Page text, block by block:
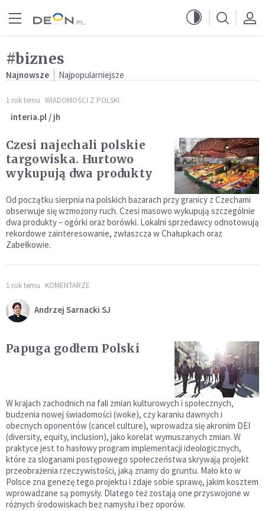
#biznes
Najnowsze Najpopularniejsze
1 rok temu WIADOMOŚCI Z POLSKI
interia.pl / jh
Czesi najechali polskie
targowiska. Hurtowo
wykupują dwa produkty
Od początku sierpnia na polskich bazarach przy granicy z Czechami
obserwuje się wzmożony ruch. Czesi masowo wykupują szczególnie
dwa produkty – ogórki oraz borówki. Lokalni sprzedawcy odnotowują
rekordowe zainteresowanie, zwłaszcza w Chałupkach oraz
Zabełkowie.
1 rok temu KOMENTARZE
Andrzej Sarnacki SJ
Papuga godłem Polski
W krajach zachodnich na fali zmian kulturowych i społecznych,
budzenia nowej świadomości (woke), czy karaniu dawnych i
obecnych oponentów (cancel culture), wprowadza się akronim DEI
(diversity, equity, inclusion), jako korelat wymuszanych zmian. W
praktyce jest to hasłowy program implementacji ideologicznych,
które za sloganami postępowego społeczeństwa skrywają projekt
przeobrażenia rzeczywistości, jaką znamy do gruntu. Mało kto w
Polsce zna genezę tego projektu i zdaje sobie sprawę, jakim kosztem
wprowadzane są pomysły. Dlatego też zostają one przyswojone w
różnych środowiskach bez namysłu i bez oporów.